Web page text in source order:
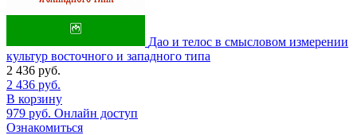
Дао и телос в смысловом измерении
культур восточного и западного типа
2 436 руб.
2 436 руб.
В корзину
979 руб. Онлайн доступ
Ознакомиться